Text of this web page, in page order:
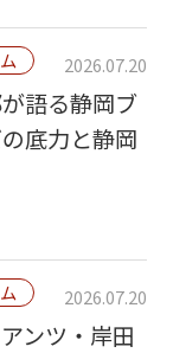
2026.07.20
語る静岡ブ
底力と静岡
2026.07.20
ンツ・岸田